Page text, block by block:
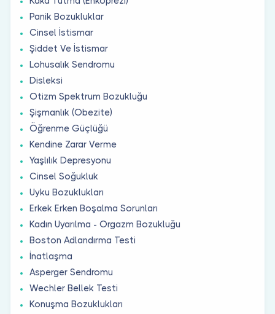
Panik Bozukluklar
Cinsel İstismar
Şiddet Ve İstismar
Lohusalık Sendromu
Disleksi
Otizm Spektrum Bozukluğu
Şişmanlık (Obezite)
Öğrenme Güçlüğü
Kendine Zarar Verme
Yaşlılık Depresyonu
Cinsel Soğukluk
Uyku Bozuklukları
Erkek Erken Boşalma Sorunları
Kadın Uyarılma - Orgazm Bozukluğu
Boston Adlandırma Testi
İnatlaşma
Asperger Sendromu
Wechler Bellek Testi
Konuşma Bozuklukları